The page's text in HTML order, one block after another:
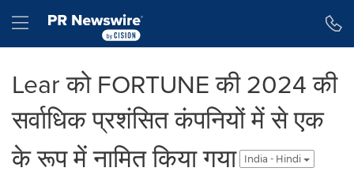
Hamburger menu
Lear को FORTUNE की 2024 की
सर्वाधिक प्रशंसित कंपनियों में से एक
के रूप में नामित किया गया
India - Hindi